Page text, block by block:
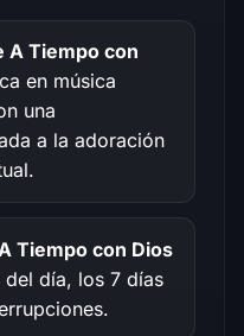
A Tiempo con
en música
una
a la adoración
Tiempo con Dios
del día, los 7 días